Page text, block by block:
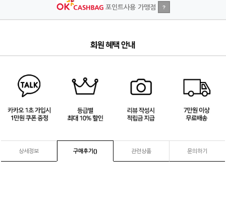
포인트사용 가맹점 ?
상세정보 구매후기() 관련상품 문의하기